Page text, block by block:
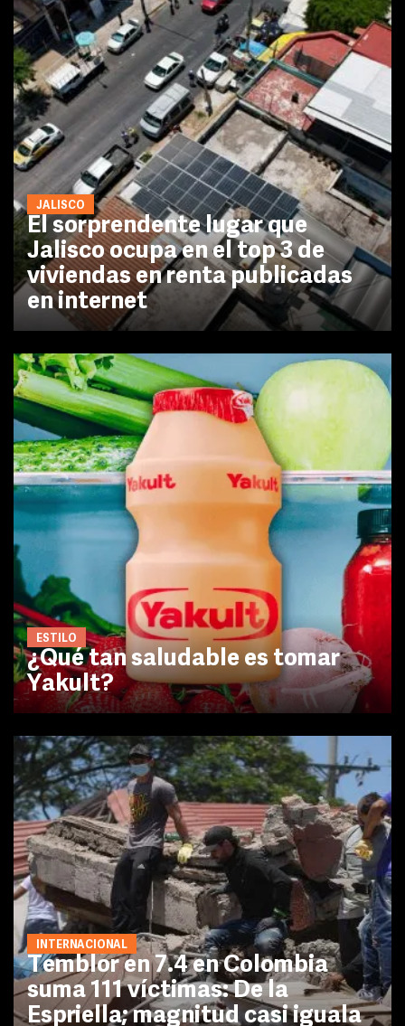
JALISCO
El sorprendente lugar que
Jalisco ocupa en el top 3 de
viviendas en renta publicadas
en internet
ESTILO
¿Qué tan saludable es tomar
Yakult?
INTERNACIONAL
Temblor en 7.4 en Colombia
suma 111 víctimas: De la
Espriella; magnitud casi iguala